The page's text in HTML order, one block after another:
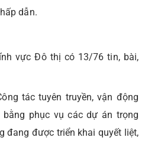
dẫn.
vực Đô thị có 13/76 tin, bài,
tác tuyên truyền, vận động
phục vụ các dự án trọng
đang được triển khai quyết liệt,